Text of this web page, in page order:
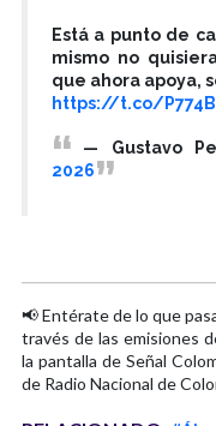
Está a punto de
mismo no
que ahora apoya,
https://t.co/
— Gustavo
2026
📢 Entérate de lo que
través de las emisiones
la pantalla de Señal
de Radio Nacional de